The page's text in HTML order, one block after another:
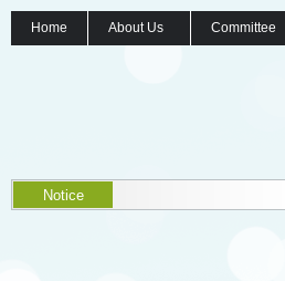
Home About Us Committee
Notice